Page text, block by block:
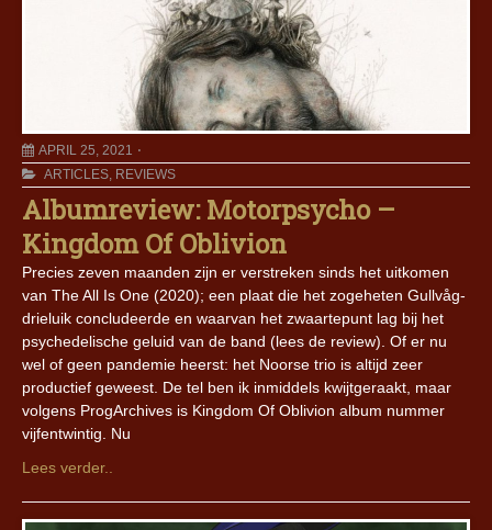
APRIL 25, 2021
ARTICLES, REVIEWS
Albumreview: Motorpsycho –
Kingdom Of Oblivion
Precies zeven maanden zijn er verstreken sinds het uitkomen
van The All Is One (2020); een plaat die het zogeheten Gullvåg-
drieluik concludeerde en waarvan het zwaartepunt lag bij het
psychedelische geluid van de band (lees de review). Of er nu
wel of geen pandemie heerst: het Noorse trio is altijd zeer
productief geweest. De tel ben ik inmiddels kwijtgeraakt, maar
volgens ProgArchives is Kingdom Of Oblivion album nummer
vijfentwintig. Nu
Lees verder..